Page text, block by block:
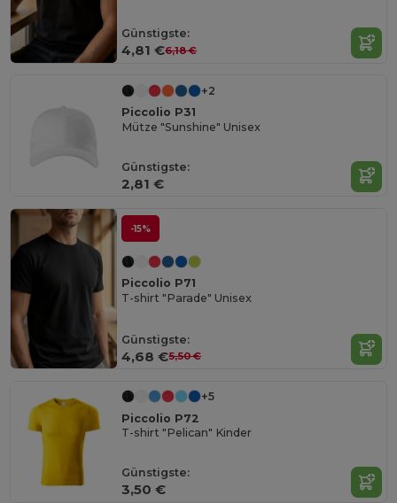
Günstigste:
4,81 €6,18 €
+2
Piccolio P31
Mütze "Sunshine" Unisex
Günstigste:
2,81 €
-15%
Piccolio P71
T-shirt "Parade" Unisex
Günstigste:
4,68 €5,50 €
+5
Piccolio P72
T-shirt "Pelican" Kinder
Günstigste:
3,50 €